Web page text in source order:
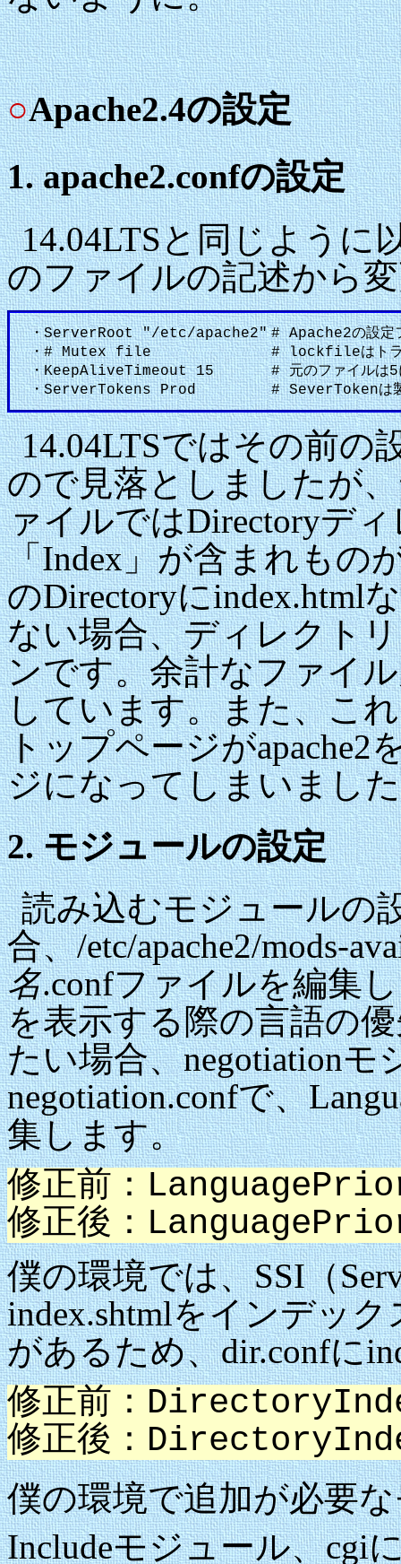
○Apache2.4の設定
1. apache2.confの設定
14.04LTSと同じように
のファイルの記述から
・ServerRoot "/etc/apache2"
・# Mutex file
・KeepAliveTimeout 15
・ServerTokens Prod
# Apache2の設定
# lockfileはトラ
# 元のファイルは5
# SeverTokenは
14.04LTSではその前の
ので見落としましたが
ァイルではDirectoryデ
「Index」が含まれもの
のDirectoryにindex.html
ない場合、ディレクト
ンです。余計なファイ
しています。また、こ
トップページがapache2
ジになってしまいまし
2. モジュールの設定
読み込むモジュールの
合、/etc/apache2/mods-
名.confファイルを編集
を表示する際の言語の
たい場合、negotiation
negotiation.confで、
集します。
修正前：
修正後：
僕の環境では、SSI（
index.shtmlをインデッ
があるため、dir.confに
修正前：
修正後：
僕の環境で追加が必要
Includeモジュール、cgi